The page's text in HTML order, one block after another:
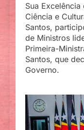
Sua
Ciência e
Santos,
de Ministros
Primeira-
Santos, que
Governo.